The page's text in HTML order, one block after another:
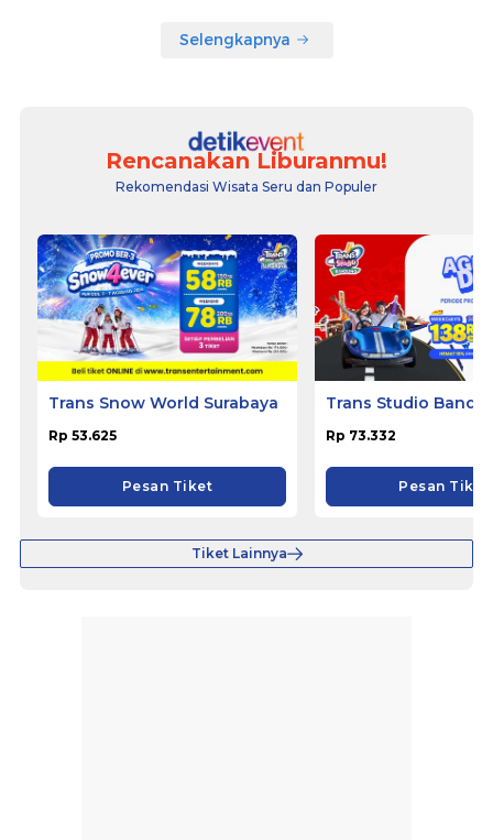
Selengkapnya
Rencanakan Liburanmu!
Rekomendasi Wisata Seru dan Populer
Trans Snow World Surabaya
Rp 53.625
Pesan Tiket
Trans Studio
Rp 73.332
Pesan Tiket
Tiket Lainnya